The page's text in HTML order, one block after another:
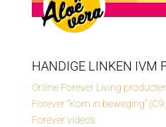
HANDIGE LINKEN IVM
Online Forever Living
Forever “Kom in beweging”
Forever video’s